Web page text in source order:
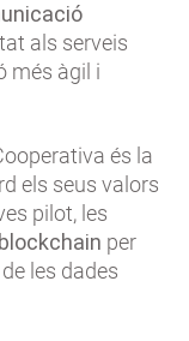
als serveis
més àgil i
és la
els seus valors
pilot, les
blockchain per
les dades